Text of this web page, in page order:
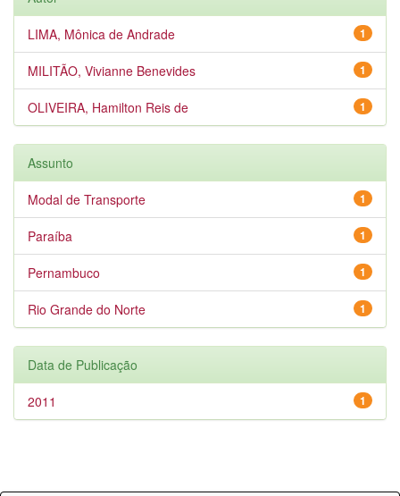
1
LIMA, Mônica de Andrade
1
MILITÃO, Vivianne Benevides
1
OLIVEIRA, Hamilton Reis de
Assunto
1
Modal de Transporte
1
Paraíba
1
Pernambuco
1
Rio Grande do Norte
Data de Publicação
1
2011